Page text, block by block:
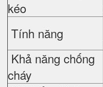
kéo
Tính năng
Khả năng chống
cháy